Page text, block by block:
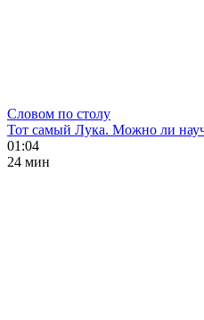
Словом по столу
Тот самый Лука. Можно ли
01:04
24 мин